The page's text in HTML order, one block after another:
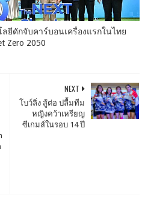
ยีดักจับคาร์บอนเครื่องแรกในไทย
Zero 2050
NEXT
โบว์ลิ่ง สู้ต่อ ปลื้มทีม
หญิงคว้าเหรียญ
ซีเกมส์ในรอบ 14 ปี